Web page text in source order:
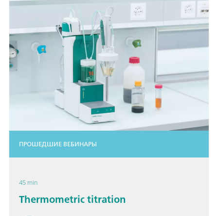
ПРОШЕДШИЕ ВЕБИНАРЫ
45 min
Thermometric titration